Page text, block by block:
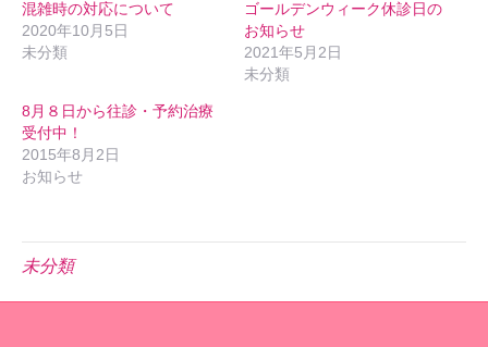
混雑時の対応について
2020年10月5日
未分類
ゴールデンウィーク休診日の
お知らせ
2021年5月2日
未分類
8月８日から往診・予約治療
受付中！
2015年8月2日
お知らせ
未分類